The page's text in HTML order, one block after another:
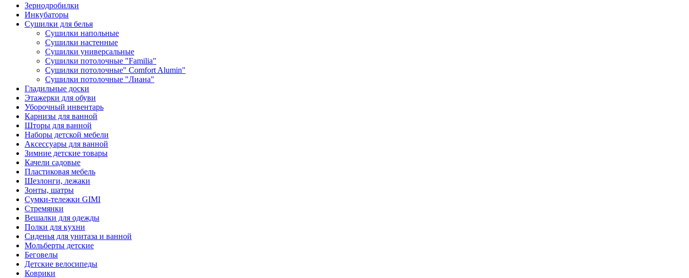
Зернодробилки
Инкубаторы
Сушилки для белья
Сушилки напольные
Сушилки настенные
Сушилки универсальные
Сушилки потолочные "Familia"
Сушилки потолочные" Comfort Alumin"
Сушилки потолочные "Лиана"
Гладильные доски
Этажерки для обуви
Уборочный инвентарь
Карнизы для ванной
Шторы для ванной
Наборы детской мебели
Аксессуары для ванной
Зимние детские товары
Качели садовые
Пластиковая мебель
Шезлонги, лежаки
Зонты, шатры
Сумки-тележки GIMI
Стремянки
Вешалки для одежды
Полки для кухни
Сиденья для унитаза и ванной
Мольберты детские
Беговелы
Детские велосипеды
Коврики